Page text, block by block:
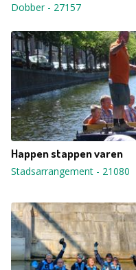
Dobber- 27157
Happen stappen varen
Stadsarrangement - 21080